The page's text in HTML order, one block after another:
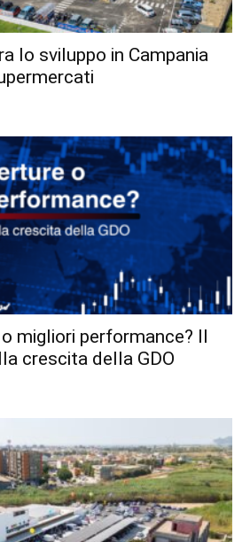
lo sviluppo in Campania
migliori performance? Il
crescita della GDO